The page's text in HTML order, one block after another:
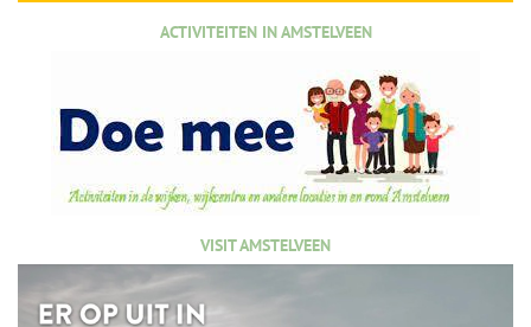
ACTIVITEITEN IN AMSTELVEEN
VISIT AMSTELVEEN